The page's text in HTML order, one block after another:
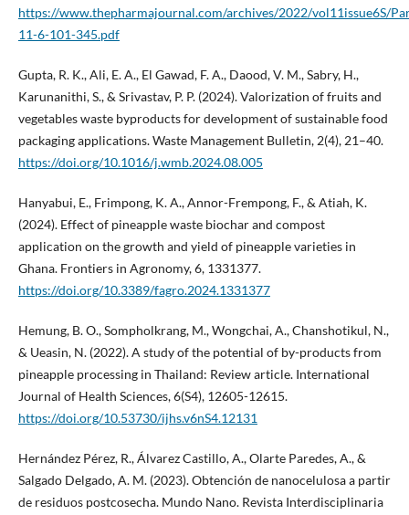
https://www.thepharmajournal.com/archives/2022/vol11issue6S/
11-6-101-345.pdf
Gupta, R. K., Ali, E. A., El Gawad, F. A., Daood, V. M., Sabry, H.,
Karunanithi, S., & Srivastav, P. P. (2024). Valorization of fruits and
vegetables waste byproducts for development of sustainable food
packaging applications. Waste Management Bulletin, 2(4), 21–40.
https://doi.org/10.1016/j.wmb.2024.08.005
Hanyabui, E., Frimpong, K. A., Annor-Frempong, F., & Atiah, K.
(2024). Effect of pineapple waste biochar and compost
application on the growth and yield of pineapple varieties in
Ghana. Frontiers in Agronomy, 6, 1331377.
https://doi.org/10.3389/fagro.2024.1331377
Hemung, B. O., Sompholkrang, M., Wongchai, A., Chanshotikul, N.,
& Ueasin, N. (2022). A study of the potential of by-products from
pineapple processing in Thailand: Review article. International
Journal of Health Sciences, 6(S4), 12605-12615.
https://doi.org/10.53730/ijhs.v6nS4.12131
Hernández Pérez, R., Álvarez Castillo, A., Olarte Paredes, A., &
Salgado Delgado, A. M. (2023). Obtención de nanocelulosa a partir
de residuos postcosecha. Mundo Nano. Revista Interdisciplinaria